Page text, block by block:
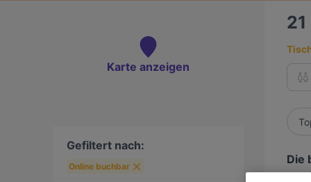
Karte anzeigen
Gefiltert nach:
Online buchbar
21
Die